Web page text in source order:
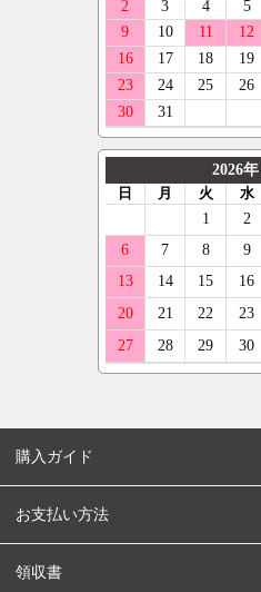
購入ガイド
お支払い方法
領収書